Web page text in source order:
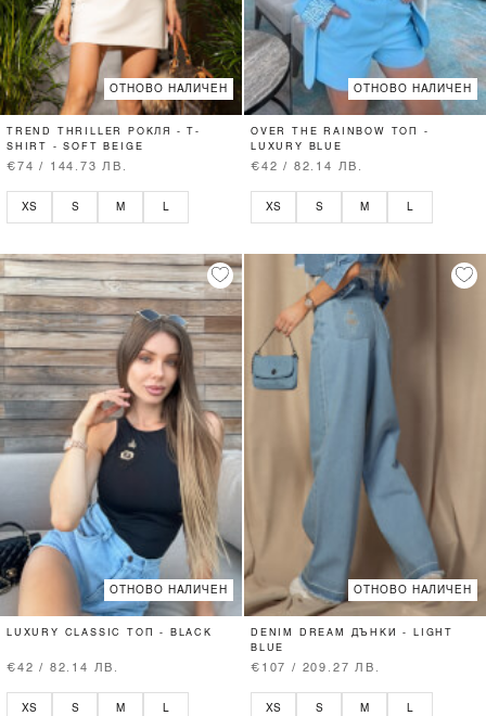
ОТНОВО НАЛИЧЕН
TREND THRILLER РОКЛЯ - T-
SHIRT - SOFT BEIGE
€74 / 144.73 ЛВ.
XS S M
ОТНОВО НАЛИЧЕН
OVER THE RAINBOW ТОП -
LUXURY BLUE
€42 / 82.14 ЛВ.
XS S M
ОТНОВО НАЛИЧЕН
LUXURY CLASSIC ТОП - BLACK
€42 / 82.14 ЛВ.
XS S M L
ОТНОВО НАЛИЧЕН
DENIM DREAM ДЪНКИ - LIGHT
BLUE
€107 / 209.27 ЛВ.
XS S M L